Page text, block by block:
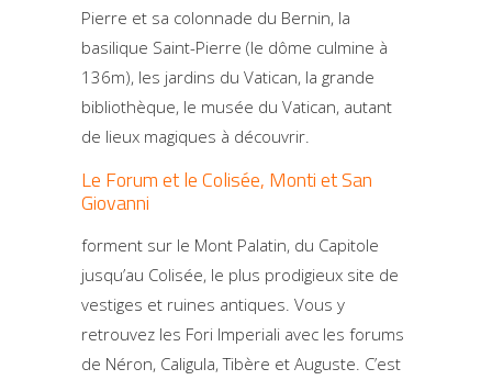
Pierre et sa colonnade du Bernin, la
basilique Saint-Pierre (le dôme culmine à
136m), les jardins du Vatican, la grande
bibliothèque, le musée du Vatican, autant
de lieux magiques à découvrir.
Le Forum et le Colisée, Monti et San
Giovanni
forment sur le Mont Palatin, du Capitole
jusqu’au Colisée, le plus prodigieux site de
vestiges et ruines antiques. Vous y
retrouvez les Fori Imperiali avec les forums
de Néron, Caligula, Tibère et Auguste. C’est